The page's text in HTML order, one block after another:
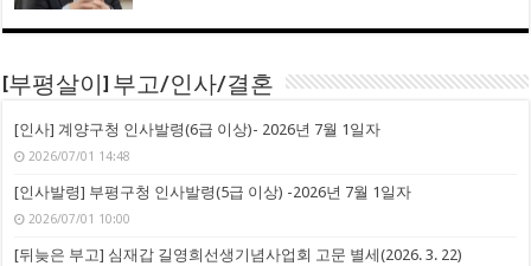
[부평살이] 부고/인사/결혼
[인사] 계양구청 인사발령(6급 이상)- 2026년 7월 1일자
2026/07/01 14:48
[인사발령] 부평구청 인사발령(5급 이상) -2026년 7월 1일자
2026/07/01 10:00
[뒤늦은 부고] 심재갑 길영희선생기념사업회 고문 별세(2026. 3. 22)